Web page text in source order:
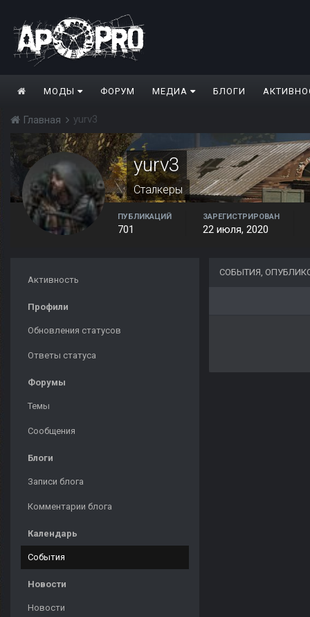
МОДЫ ФОРУМ МЕДИА БЛОГИ
Главная yurv3
yurv3
Сталкеры
ПУБЛИКАЦИЙ
701
ЗАРЕГИСТРИРОВАН
22 июля, 2020
Активность
Профили
Обновления статусов
Ответы статуса
Форумы
Темы
Сообщения
Блоги
Записи блога
Комментарии блога
Календарь
События
Новости
Новости
СОБЫТИЯ,